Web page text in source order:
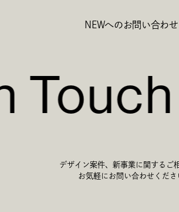
NEWへのお問い合わせ
Touch
デザイン案件、新事業に関するご
お気軽にお問い合わせくださ